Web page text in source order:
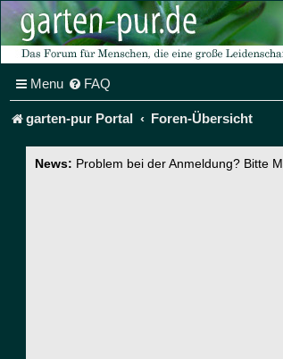
Menu FAQ
garten-pur Portal Foren-Übersicht
News: Problem bei der Anmeldung? Bitte